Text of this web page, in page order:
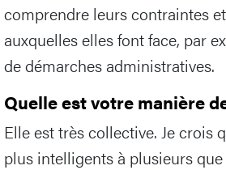
comprendre leurs contraintes
auxquelles elles font face, par
de démarches administratives.
Quelle est votre manière
Elle est très collective. Je crois
plus intelligents à plusieurs